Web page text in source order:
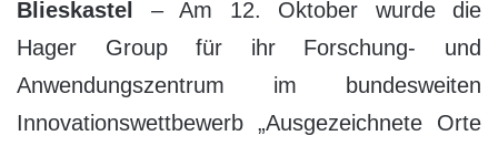
Blieskastel – Am 12. Oktober wurde die
Hager Group für ihr Forschung- und
Anwendungszentrum im bundesweiten
Innovationswettbewerb „Ausgezeichnete Orte